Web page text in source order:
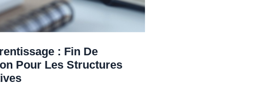
: Fin De
Pour Les Structures